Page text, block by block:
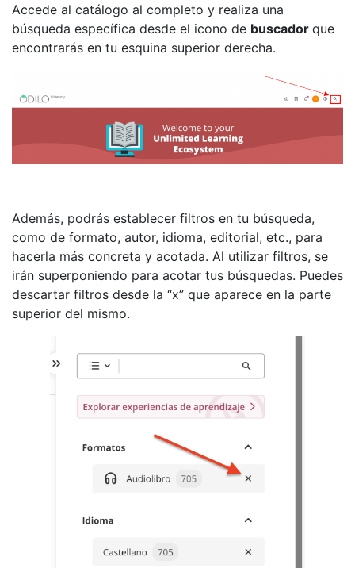
Accede al catálogo al completo y realiza una
búsqueda específica desde el icono de buscador que
encontrarás en tu esquina superior derecha.
Además, podrás establecer filtros en tu búsqueda,
como de formato, autor, idioma, editorial, etc., para
hacerla más concreta y acotada. Al utilizar filtros, se
irán superponiendo para acotar tus búsquedas. Puedes
descartar filtros desde la “x” que aparece en la parte
superior del mismo.